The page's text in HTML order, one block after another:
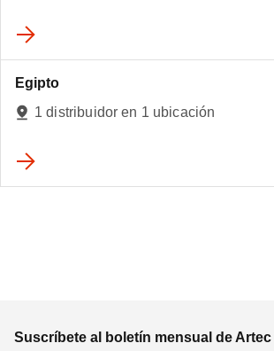
Egipto
1 distribuidor en 1 ubicación
Suscríbete al boletín mensual de Artec